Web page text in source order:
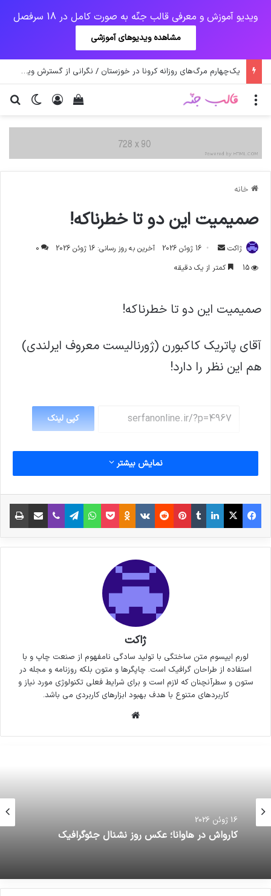
ویدیو آموزش و معرفی قالب جنّه به صورت کامل در 18 سرفصل
مشاهده ویدیوهای آموزشی
یک‌چهارم مرگ‌های روزانه کرونا در خوزستان / نگرانی از گسترش ویروس انگلیسی در تهران
تغییر ورود
دیدن سبد خرید منو
خانه
صمیمیت این دو تا خطرناکه!
ژاکت
ارسال
ایمیل
16 ژوئن 2026 آخرین به روز رسانی: 16 ژوئن 2026
0
15
کمتر از یک دقیقه
صمیمیت این دو تا خطرناکه!
آقای پاتریک کاکبورن (ژورنالیست معروف ایرلندی)
هم این نظر را دارد!
کپی لینک
نمایش بیشتر
فیس بوک X لینکدین
‫تامبلر‫پین‌ترست
‫رددیت‫VKontakte
‫Odnoklassniki
پاکتواتس آپ تلگراموایبر اشتراک گذاری از طریق ایمیل
ژاکت
لورم ایپسوم متن ساختگی با تولید سادگی نامفهوم از صنعت چاپ و با
استفاده از طراحان گرافیک است. چاپگرها و متون بلکه روزنامه و مجله در
ستون و سطرآنچنان که لازم است و برای شرایط فعلی تکنولوژی مورد نیاز و
کاربردهای متنوع با هدف بهبود ابزارهای کاربردی می باشد.
16 ژوئن 2026
کارواش در هاوانا؛ عکس روز نشنال جئوگرافیک